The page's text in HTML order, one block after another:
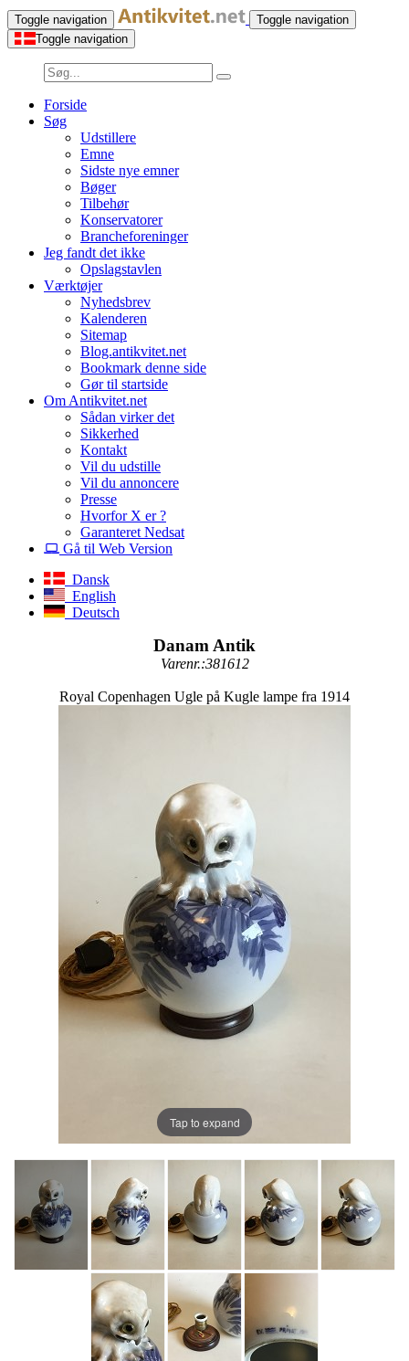
Toggle navigation
Toggle navigation
Toggle navigation
Forside
Søg
Udstillere
Emne
Sidste nye emner
Bøger
Tilbehør
Konservatorer
Brancheforeninger
Jeg fandt det ikke
Opslagstavlen
Værktøjer
Nyhedsbrev
Kalenderen
Sitemap
Blog.antikvitet.net
Bookmark denne side
Gør til startside
Om Antikvitet.net
Sådan virker det
Sikkerhed
Kontakt
Vil du udstille
Vil du annoncere
Presse
Hvorfor X er ?
Garanteret Nedsat
Gå til Web Version
Dansk
English
Deutsch
Danam Antik
Varenr.:381612
Royal Copenhagen Ugle på Kugle lampe fra 1914
Tap to expand